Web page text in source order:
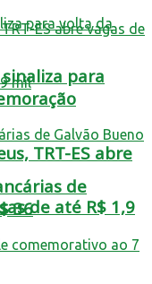
TRT-ES abre
de até R$ 1,9
para
de
36